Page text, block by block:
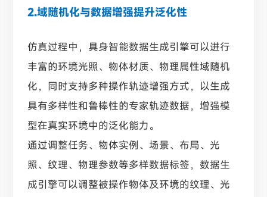
2.域随机化与数据增强提升泛化性
仿真过程中，具身智能数据生成引擎可以进行
丰富的环境光照、物体材质、物理属性域随机
化，同时支持多种操作轨迹增强方式，以生成
具有多样性和鲁棒性的专家轨迹数据，增强模
型在真实环境中的泛化能力。
通过调整任务、物体实例、场景、布局、光
照、纹理、物理参数等多样数据标签，数据生
成引擎可以调整被操作物体及环境的纹理、光